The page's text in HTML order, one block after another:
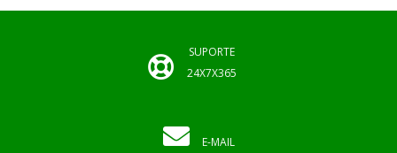
SUPORTE
24X7X365
E-MAIL